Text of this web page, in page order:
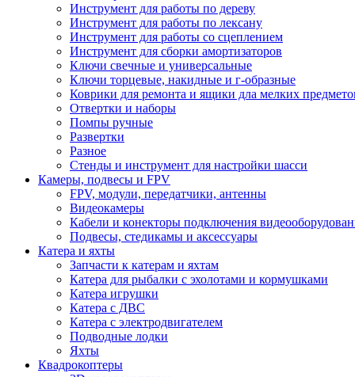
Инструмент для работы по дереву
Инструмент для работы по лексану
Инструмент для работы со сцеплением
Инструмент для сборки амортизаторов
Ключи свечные и универсальные
Ключи торцевые, накидные и г-образные
Коврики для ремонта и ящики дла мелких
Отвертки и наборы
Помпы ручные
Развертки
Разное
Стенды и инструмент для настройки шасси
Камеры, подвесы и FPV
FPV, модули, передатчики, антенны
Видеокамеры
Кабели и конекторы подключения
Подвесы, стедикамы и аксессуары
Катера и яхты
Запчасти к катерам и яхтам
Катера для рыбалки с эхолотами и кормушками
Катера игрушки
Катера с ДВС
Катера с электродвигателем
Подводные лодки
Яхты
Квадрокоптеры